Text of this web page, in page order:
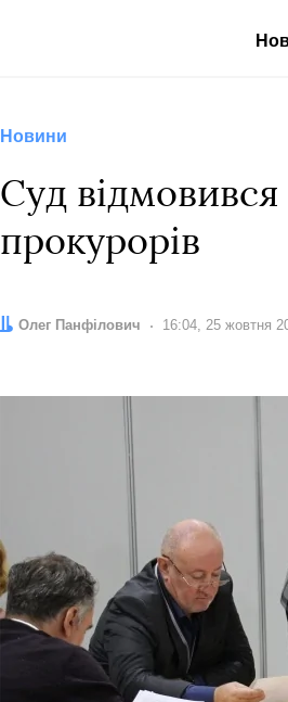
Новини
Суд відмовився
прокурорів
Автор:
Олег Панфілович Дата:
16:04, 25 жовтня